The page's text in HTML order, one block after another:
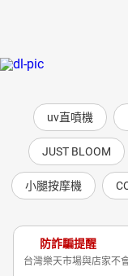
uv直噴機
JUST BLOOM
小腿按摩機
防詐騙提醒
台灣樂天市場與店家不